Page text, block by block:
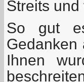
Streits
So gut
Gedanken
Ihnen